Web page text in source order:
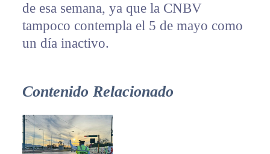
de esa semana, ya que la CNBV
tampoco contempla el 5 de mayo como
un día inactivo.
Contenido Relacionado